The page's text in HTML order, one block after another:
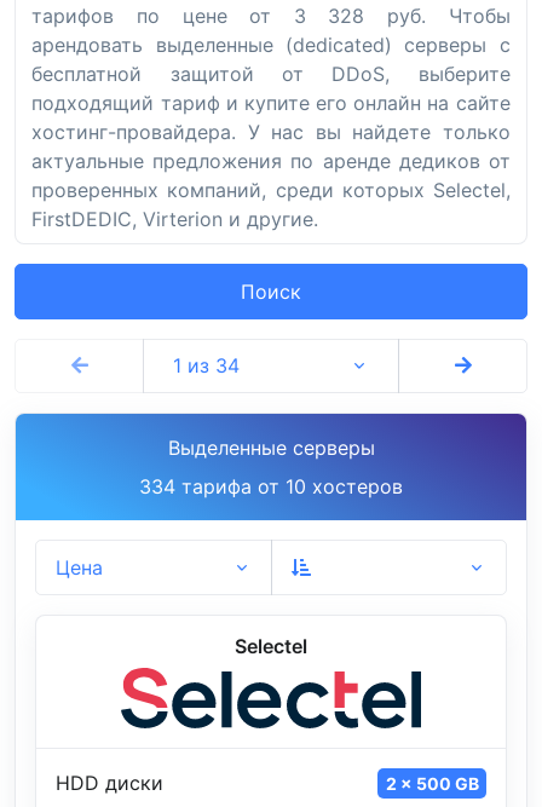
тарифов по цене от 3 328 руб. Чтобы
арендовать выделенные (dedicated) серверы с
бесплатной защитой от DDoS, выберите
подходящий тариф и купите его онлайн на сайте
хостинг-провайдера. У нас вы найдете только
актуальные предложения по аренде дедиков от
проверенных компаний, среди которых Selectel,
FirstDEDIC, Virterion и другие.
Поиск
1 из 34
Выделенные серверы
334 тарифа от 10 хостеров
Цена
Selectel
HDD диски 2 x 500 GB